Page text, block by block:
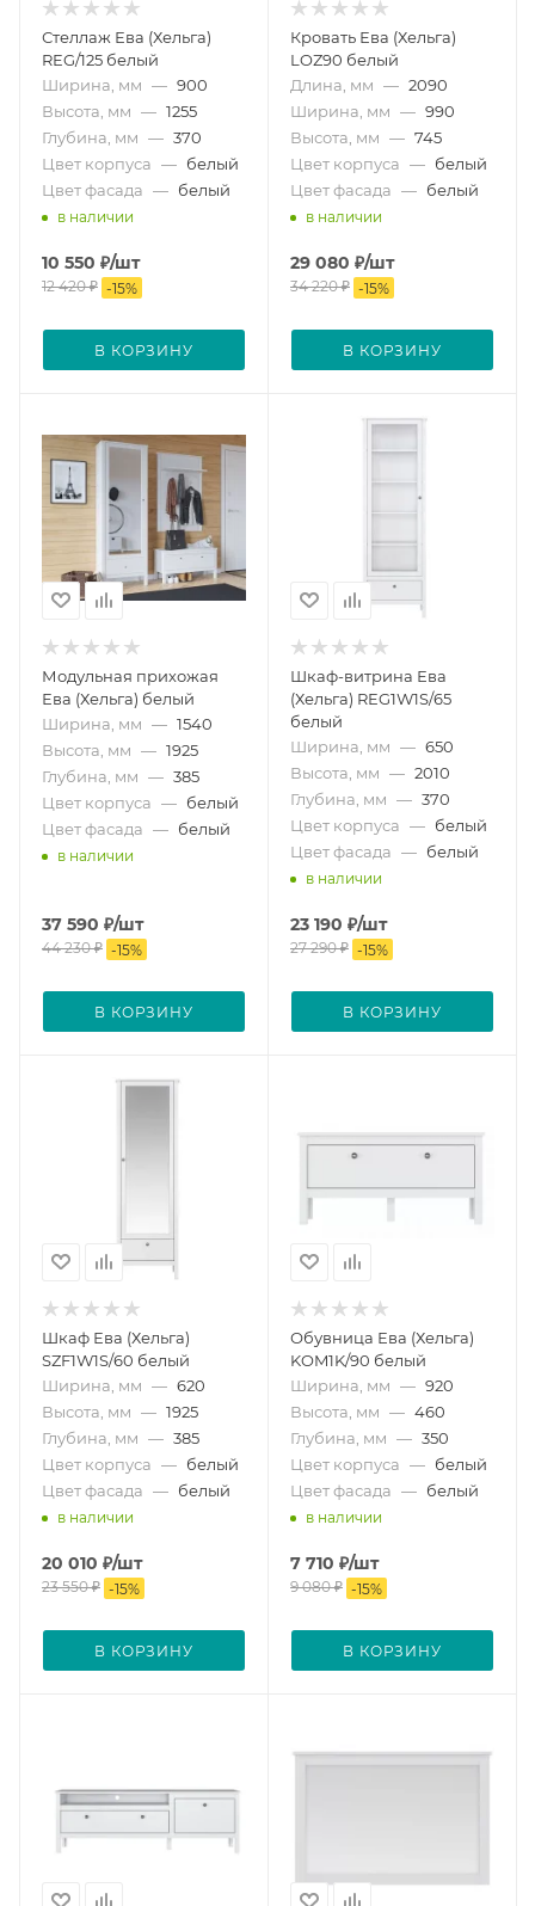
Стеллаж Ева (Хельга)
REG/125 белый
Ширина, мм — 900
Высота, мм — 1255
Глубина, мм — 370
Цвет корпуса — белый
Цвет фасада — белый
в наличии
10 550 ₽/шт
12 420₽ -15%
В КОРЗИНУ
Кровать Ева (Хельга)
LOZ90 белый
Длина, мм — 2090
Ширина, мм — 990
Высота, мм — 745
Цвет корпуса — белый
Цвет фасада — белый
в наличии
29 080 ₽/шт
34 220₽ -15%
В КОРЗИНУ
Модульная прихожая
Ева (Хельга) белый
Ширина, мм — 1540
Высота, мм — 1925
Глубина, мм — 385
Цвет корпуса — белый
Цвет фасада — белый
в наличии
37 590 ₽/шт
44 230₽ -15%
В КОРЗИНУ
Шкаф-витрина Ева
(Хельга) REG1W1S/65
белый
Ширина, мм — 650
Высота, мм — 2010
Глубина, мм — 370
Цвет корпуса — белый
Цвет фасада — белый
в наличии
23 190 ₽/шт
27 290₽ -15%
В КОРЗИНУ
Шкаф Ева (Хельга)
SZF1W1S/60 белый
Ширина, мм — 620
Высота, мм — 1925
Глубина, мм — 385
Цвет корпуса — белый
Цвет фасада — белый
в наличии
20 010 ₽/шт
23 550₽ -15%
В КОРЗИНУ
Обувница Ева (Хельга)
KOM1K/90 белый
Ширина, мм — 920
Высота, мм — 460
Глубина, мм — 350
Цвет корпуса — белый
Цвет фасада — белый
в наличии
7 710 ₽/шт
9 080₽ -15%
В КОРЗИНУ